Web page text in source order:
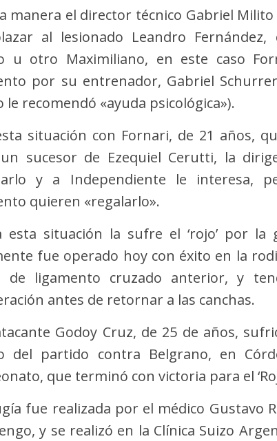
manera el director técnico Gabriel
al lesionado Leandro
u otro Maximiliano, en este caso
por su entrenador, Gabriel
le recomendó «ayuda psicológica»).
situación con Fornari, de 21 años,
sucesor de Ezequiel Cerutti, la
y a Independiente le interesa,
quieren «regalarlo».
esta situación la sufre el ‘rojo’ por la
fue operado hoy con éxito en la
de ligamento cruzado anterior, y
antes de retornar a las canchas.
Godoy Cruz, de 25 de años,
del partido contra Belgrano, en
que terminó con victoria para el
fue realizada por el médico Gustavo
y se realizó en la Clínica Suizo